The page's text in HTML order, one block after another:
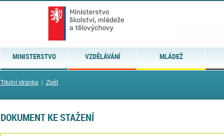
MINISTERSTVO VZDĚLÁVÁNÍ MLÁDEŽ
Titulní stránka| Zpět
DOKUMENT KE STAŽENÍ